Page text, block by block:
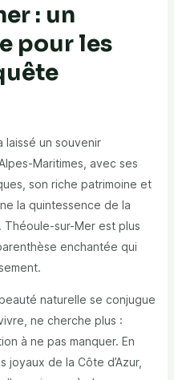
: un
pour les
laissé un souvenir
Maritimes, avec ses
son riche patrimoine et
la quintessence de la
sur-Mer est plus
enchantée qui
naturelle se conjugue
ne cherche plus :
à ne pas manquer. En
de la Côte d’Azur,